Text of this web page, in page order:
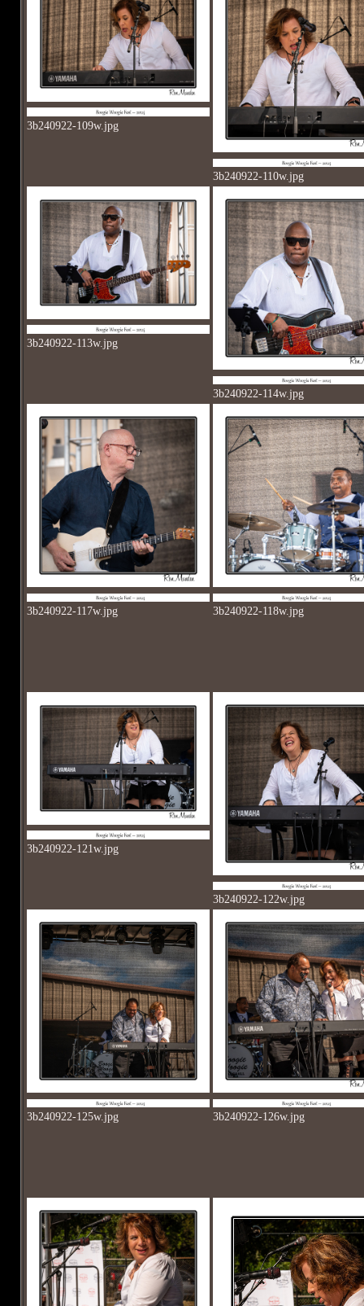
3b240922-109w.jpg
3b240922-110w.jpg
3b240922-113w.jpg
3b240922-114w.jpg
3b240922-117w.jpg 3b240922-118w.jpg
3b240922-121w.jpg
3b240922-122w.jpg
3b240922-125w.jpg 3b240922-126w.jpg